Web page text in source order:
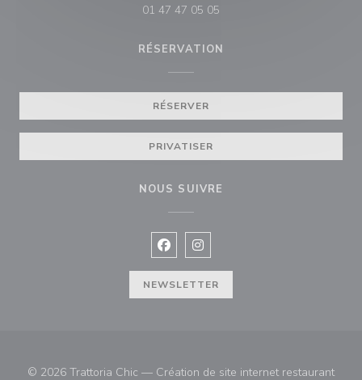
01 47 47 05 05
RÉSERVATION
RÉSERVER
PRIVATISER
NOUS SUIVRE
Facebook ((ouvre une nouvelle
Instagram ((ouvre une
NEWSLETTER
© 2026 Trattoria Chic — Création de site internet restaurant